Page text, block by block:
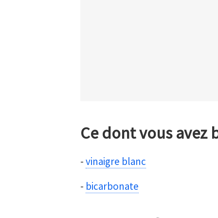
Ce dont vous avez
-vinaigre blanc
- bicarbonate